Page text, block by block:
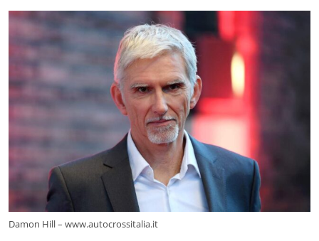
Damon Hill – www.autocrossitalia.it